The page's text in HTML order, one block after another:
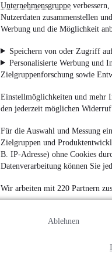
Unternehmensgruppe
Nutzerdaten zusammenstellen
Werbung und die Möglichkeit
Speichern von oder Zugriff
Personalisierte Werbung und
Zielgruppenforschung sowie
Einstellmöglichkeiten und mehr
den jederzeit möglichen
Für die Auswahl und Messung
Zielgruppen und
B. IP-Adresse) ohne Cookies
Datenverarbeitung können Sie
Wir arbeiten mit 220 Partnern
Ablehnen